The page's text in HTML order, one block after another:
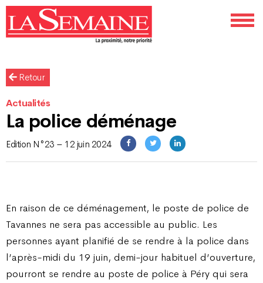
Retour
Actualités
La police déménage
Edition N°23 – 12 juin 2024
En raison de ce déménagement, le poste de police de
Tavannes ne sera pas accessible au public. Les
personnes ayant planifié de se rendre à la police dans
l’après-midi du 19 juin, demi-jour habituel d’ouverture,
pourront se rendre au poste de police à Péry qui sera